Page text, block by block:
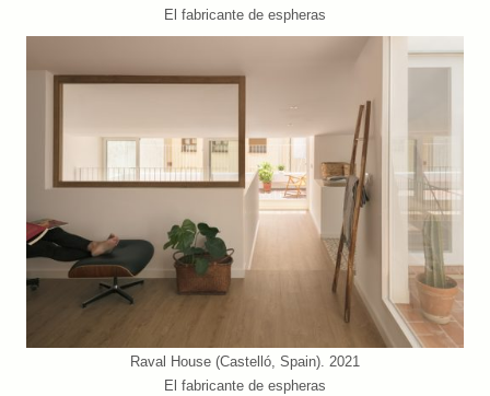
El fabricante de espheras
Raval House (Castelló, Spain). 2021
El fabricante de espheras